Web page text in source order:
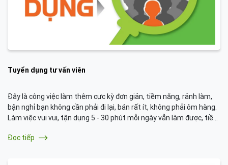
Tuyển dụng tư vấn viên
Đây là công việc làm thêm cực kỳ đơn giản, tiềm năng, rảnh làm,
bận nghỉ bạn không cần phải đi lại, bán rất ít, không phải ôm hàng.
Làm việc vui vui, tận dụng 5 - 30 phút mỗi ngày vẫn làm được, tiềm
chi tiết công việc và hợp tác với chúng tôi nhé.
Đọc tiếp